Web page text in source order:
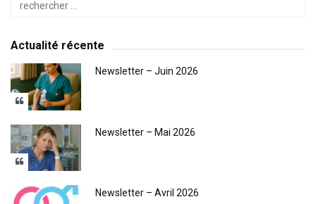
Actualité récente
Newsletter – Juin 2026
Newsletter – Mai 2026
Newsletter – Avril 2026